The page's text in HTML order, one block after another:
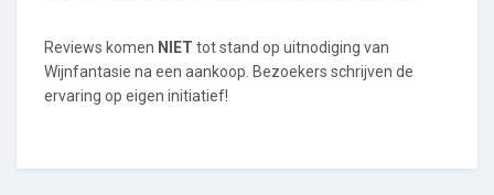
Reviews komen NIET tot stand op uitnodiging van
Wijnfantasie na een aankoop. Bezoekers schrijven de
ervaring op eigen initiatief!